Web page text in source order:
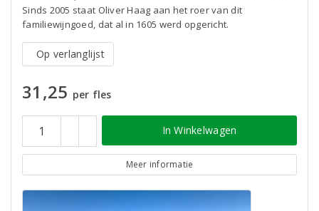
Sinds 2005 staat Oliver Haag aan het roer van dit
familiewijngoed, dat al in 1605 werd opgericht.
Op verlanglijst
31,25 per fles
In Winkelwagen
Meer informatie